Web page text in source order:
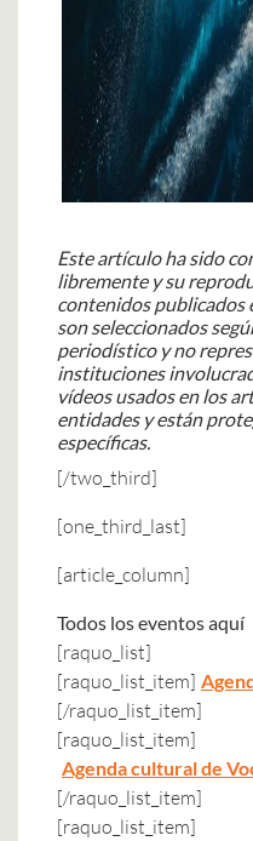
Este artículo ha sido
libremente y su
contenidos publicados
son seleccionados
periodístico y no
instituciones
vídeos usados en los
entidades y están
específicas.
[/two_third]
[one_third_last]
[article_column]
Todos los eventos aquí
[raquo_list]
[raquo_list_item]
[/raquo_list_item]
[raquo_list_item]
Agenda cultural de
[/raquo_list_item]
[raquo_list_item]